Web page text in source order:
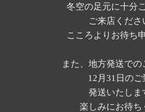
冬空の足元に十分
ご来店くださ
こころよりお待ち
また、地方発送での
12月31日のご
発送いたしま
楽しみにお待ち